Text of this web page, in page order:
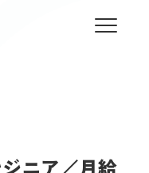
仕事探し Careee
ニア／月給